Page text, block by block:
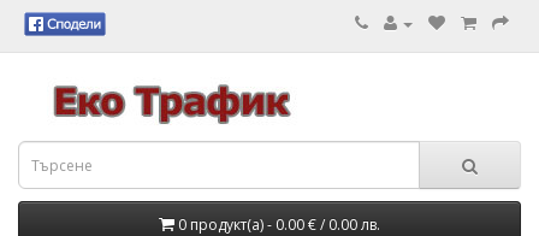
0 продукт(а) - 0.00 €/ 0.00 лв.